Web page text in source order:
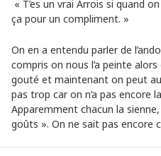
« T’es un vrai Arrois si quand
ça pour un compliment. »
On en a entendu parler de
compris on nous l’a peinte
gouté et maintenant on peut
pas trop car on n’a pas encore
Apparemment chacun la
goûts ». On ne sait pas encore